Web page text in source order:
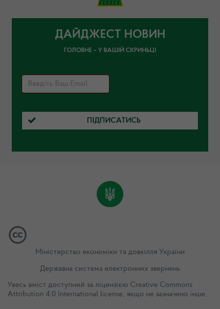
ДАЙДЖЕСТ НОВИН
ГОЛОВНЕ – У ВАШІЙ СКРИНЬЦІ
ПІДПИСАТИСЬ
Міністерство економіки та довкілля України
Державна система електронних звернень
Увесь вміст доступний за ліцензією Creative Commons
Attribution 4.0 International license, якщо не зазначено інше.